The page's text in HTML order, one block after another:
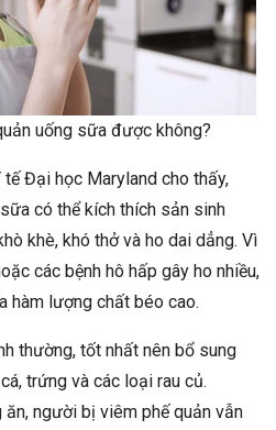
uống sữa được không?
Đại học Maryland cho thấy,
có thể kích thích sản sinh
khè, khó thở và ho dai dẳng. Vì
các bệnh hô hấp gây ho nhiều,
hàm lượng chất béo cao.
thường, tốt nhất nên bổ sung
trứng và các loại rau củ.
người bị viêm phế quản vẫn